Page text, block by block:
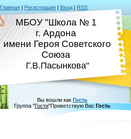
Главная | Регистрация | Вход | RSS
МБОУ "Школа № 1
г. Ардона
имени Героя Советского
Союза
Г.В.Пасынкова"
Вы вошли как Гость
Группа "Гости"Приветствую Вас Гость